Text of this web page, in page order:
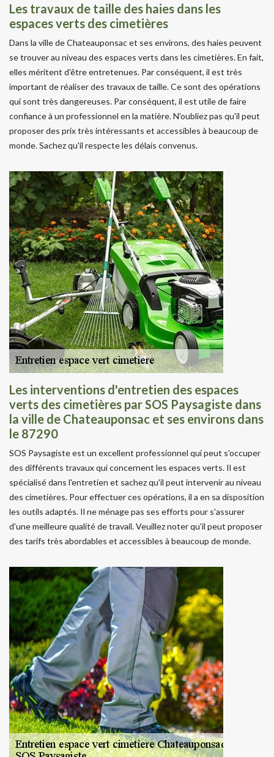
Les travaux de taille des haies dans les
espaces verts des cimetières
Dans la ville de Chateauponsac et ses environs, des haies peuvent
se trouver au niveau des espaces verts dans les cimetières. En fait,
elles méritent d'être entretenues. Par conséquent, il est très
important de réaliser des travaux de taille. Ce sont des opérations
qui sont très dangereuses. Par conséquent, il est utile de faire
confiance à un professionnel en la matière. N'oubliez pas qu'il peut
proposer des prix très intéressants et accessibles à beaucoup de
monde. Sachez qu'il respecte les délais convenus.
Les interventions d'entretien des espaces
verts des cimetières par SOS Paysagiste dans
la ville de Chateauponsac et ses environs dans
le 87290
SOS Paysagiste est un excellent professionnel qui peut s'occuper
des différents travaux qui concernent les espaces verts. Il est
spécialisé dans l'entretien et sachez qu'il peut intervenir au niveau
des cimetières. Pour effectuer ces opérations, il a en sa disposition
les outils adaptés. Il ne ménage pas ses efforts pour s'assurer
d'une meilleure qualité de travail. Veuillez noter qu'il peut proposer
des tarifs très abordables et accessibles à beaucoup de monde.